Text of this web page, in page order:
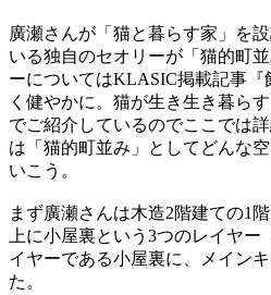
廣瀬さんが「猫と暮らす家」を
いる独自のセオリーが「猫的町
ーについてはKLASIC掲載記事『
く健やかに。猫が生き生き暮ら
でご紹介しているのでここでは
は「猫的町並み」としてどんな
いこう。
まず廣瀬さんは木造2階建ての1
上に小屋裏という3つのレイヤ
イヤーである小屋裏に、メイン
た。